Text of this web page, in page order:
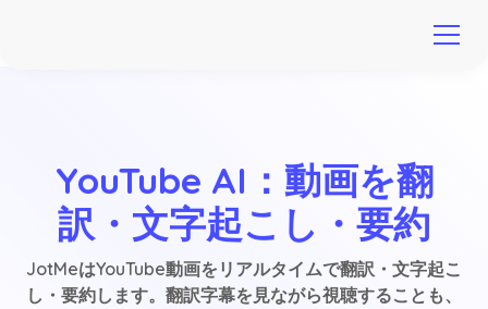
YouTube AI：動画を翻
訳・文字起こし・要約
JotMeはYouTube動画をリアルタイムで翻訳・文字起こ
し・要約します。翻訳字幕を見ながら視聴することも、